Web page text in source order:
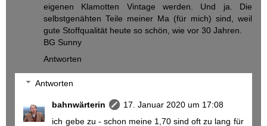
eigenen Klamotten Vintage werden. Und ja. Die
selbstgenähten Teile meiner Ma (für mich) sind, weil
gute Stoffqualität heute so schön, wie vor 30 Jahren.
BG Sunny
Antworten
Antworten
bahnwärterin
17. Januar 2020 um 17:08
ich gebe zu - schon meine 1,70 sind oft zu lang für